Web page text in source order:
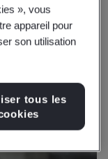
», vous
appareil pour
son utilisation
tous les